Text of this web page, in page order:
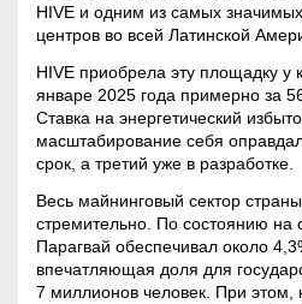
HIVE и одним из самых
центров во всей Латинской
HIVE приобрела эту площадку
январе 2025 года примерно за
Ставка на энергетический
масштабирование себя
срок, а третий уже в разработке
Весь майнинговый сектор
стремительно. По состоянию на
Парагвай обеспечивал около
впечатляющая доля для
7 миллионов человек . При этом,